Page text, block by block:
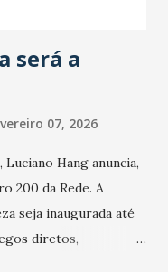
também
dos n...
será a
07, 2026
Hang anuncia,
200 da Rede. A
seja inaugurada até
diretos,